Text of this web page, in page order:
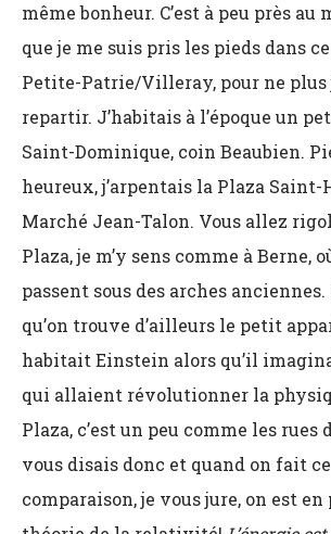
même bonheur. C’est à peu près au
que je me suis pris les pieds dans
Petite-Patrie/Villeray, pour ne plus
repartir. J’habitais à l’époque un
Saint-Dominique, coin Beaubien.
heureux, j’arpentais la Plaza Saint-
Marché Jean-Talon. Vous allez
Plaza, je m’y sens comme à Berne,
passent sous des arches anciennes.
qu’on trouve d’ailleurs le petit
habitait Einstein alors qu’il
qui allaient révolutionner la
Plaza, c’est un peu comme les rues
vous disais donc et quand on fait
comparaison, je vous jure, on est